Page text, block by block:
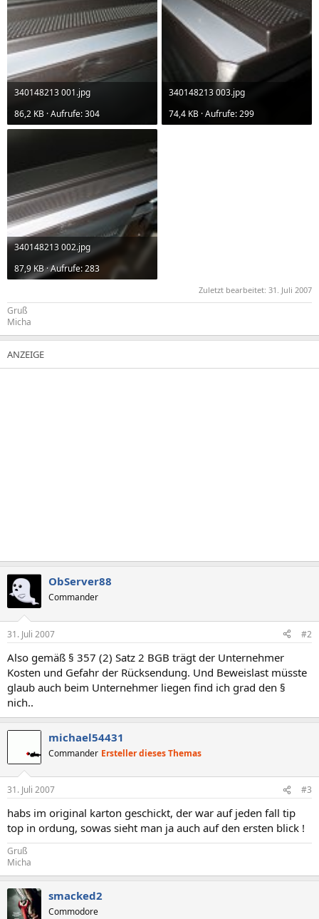
340148213 001.jpg
86,2 KB · Aufrufe: 304
340148213 003.jpg
74,4 KB · Aufrufe: 299
340148213 002.jpg
87,9 KB · Aufrufe: 283
Zuletzt bearbeitet: 31. Juli 2007
Gruß
Micha
ObServer88
Commander
31. Juli 2007 #2
Also gemäß § 357 (2) Satz 2 BGB trägt der Unternehmer
Kosten und Gefahr der Rücksendung. Und Beweislast müsste
glaub auch beim Unternehmer liegen find ich grad den §
nich..
michael54431
Commander Ersteller dieses Themas
31. Juli 2007 #3
habs im original karton geschickt, der war auf jeden fall tip
top in ordung, sowas sieht man ja auch auf den ersten blick !
Gruß
Micha
smacked2
Commodore